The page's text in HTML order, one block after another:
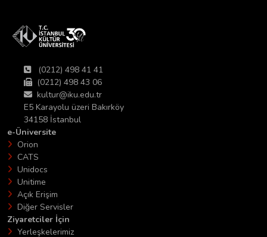
(0212) 498 41 41
(0212) 498 43 06
kultur@iku.edu.tr
E5 Karayolu üzeri Bakırköy
34158 İstanbul
e-Üniversite
Orion
CATS
Unidocs
Unitime
Açık Erişim
Diğer Servisler
Ziyaretciler İçin
Yerleşkelerimiz